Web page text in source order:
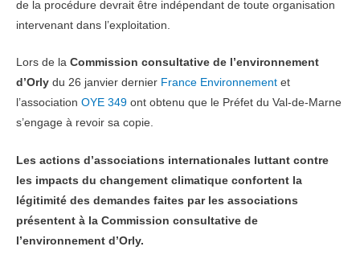
de la procédure devrait être indépendant de toute organisation
intervenant dans l’exploitation.
Lors de la Commission consultative de l’environnement
d’Orly du 26 janvier dernier France Environnement et
l’association OYE 349 ont obtenu que le Préfet du Val-de-Marne
s’engage à revoir sa copie.
Les actions d’associations internationales luttant contre
les impacts du changement climatique confortent la
légitimité des demandes faites par les associations
présentent à la Commission consultative de
l’environnement d’Orly.